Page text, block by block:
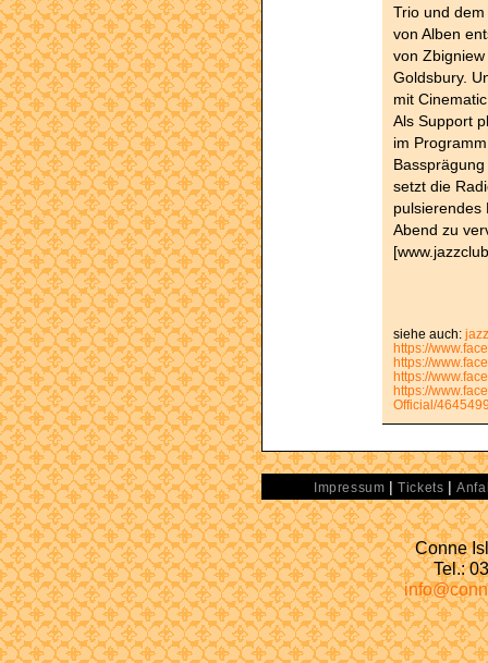
Trio und
von Alben
von
Goldsbury.
mit
Als Support
im
setzt die
pulsierendes
Abend zu
siehe auch:
https://
https://
https://
https://
Official/
Impressum |Tickets |
Conne
Tel.: